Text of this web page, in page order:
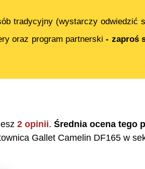
tradycyjny (wystarczy odwiedzić
oraz program partnerski- zaproś
2 opinii. Średnia ocena tego
Gallet Camelin DF165 w